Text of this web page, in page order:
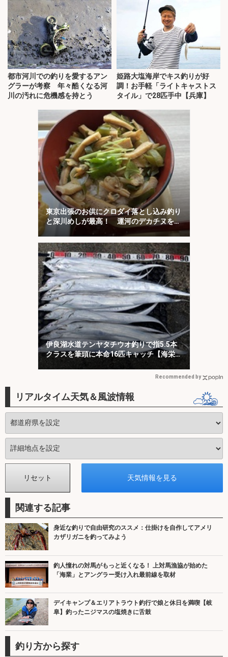
都市河川での釣りを愛するアン
グラーが考察 年々酷くなる河
川の汚れに危機感を持とう
姫路大塩海岸でキス釣りが好
調！お手軽「ライトキャストス
タイル」で28匹手中【兵庫】
東京出張のお供にクロダイ落とし込み釣り
と深川めしが最高！ 運河のデカチヌを狙
伊良湖水道テンヤタチウオ釣りで指5.5本
クラスを筆頭に本命16匹キャッチ【海栄
Recommended by
リアルタイム天気＆風波情報
関連する記事
身近な釣りで自由研究のススメ：仕掛けを自作してアメリ
カザリガニを釣ってみよう
釣人憧れの対馬がもっと近くなる！ 上対馬漁協が始めた
「海業」とアングラー受け入れ最前線を取材
デイキャンプ＆エリアトラウト釣行で娘と休日を満喫【岐
阜】釣ったニジマスの塩焼きに舌鼓
釣り方から探す